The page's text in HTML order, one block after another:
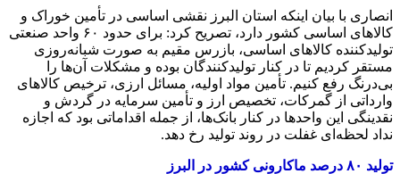
انصاری با بیان اینکه استان البرز نقشی اساسی در تأمین خوراک و
کالاهای اساسی کشور دارد، تصریح کرد: برای حدود ۶۰ واحد صنعتی
تولیدکننده کالاهای اساسی، بازرس مقیم به صورت شبانه‌روزی
مستقر کردیم تا در کنار تولیدکنندگان بوده و مشکلات آن‌ها را
بی‌درنگ رفع کنیم. تأمین مواد اولیه، مسائل ارزی، ترخیص کالاهای
وارداتی از گمرکات، تخصیص ارز و تأمین سرمایه در گردش و
نقدینگی این واحدها در کنار بانک‌ها، از جمله اقداماتی بود که اجازه
نداد لحظه‌ای غفلت در روند تولید رخ دهد.
تولید ۸۰ درصد ماکارونی کشور در البرز